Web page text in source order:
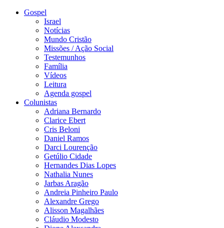
Gospel
Israel
Notícias
Mundo Cristão
Missões / Ação Social
Testemunhos
Família
Vídeos
Leitura
Agenda gospel
Colunistas
Adriana Bernardo
Clarice Ebert
Cris Beloni
Daniel Ramos
Darci Lourenção
Getúlio Cidade
Hernandes Dias Lopes
Nathalia Nunes
Jarbas Aragão
Andreia Pinheiro Paulo
Alexandre Grego
Alisson Magalhães
Cláudio Modesto